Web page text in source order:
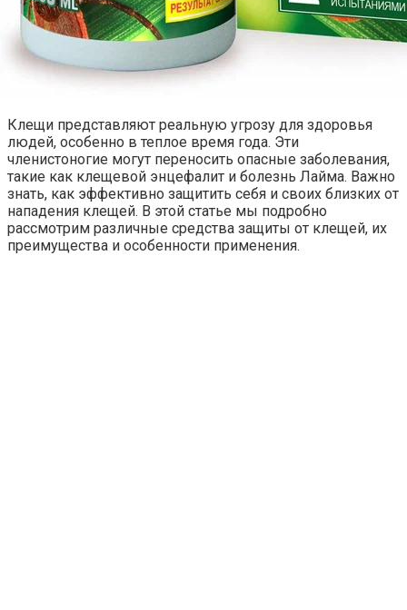
Клещи представляют реальную угрозу для здоровья
людей, особенно в теплое время года. Эти
членистоногие могут переносить опасные заболевания,
такие как клещевой энцефалит и болезнь Лайма. Важно
знать, как эффективно защитить себя и своих близких от
нападения клещей. В этой статье мы подробно
рассмотрим различные средства защиты от клещей, их
преимущества и особенности применения.